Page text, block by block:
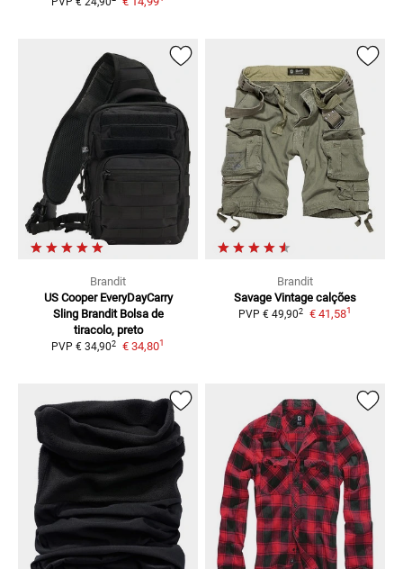
Brandit
US Cooper EveryDayCarry
Sling Brandit Bolsa de
tiracolo, preto
PVP € 34,902 € 34,801
Brandit
Savage Vintage calções
PVP € 49,902 € 41,581